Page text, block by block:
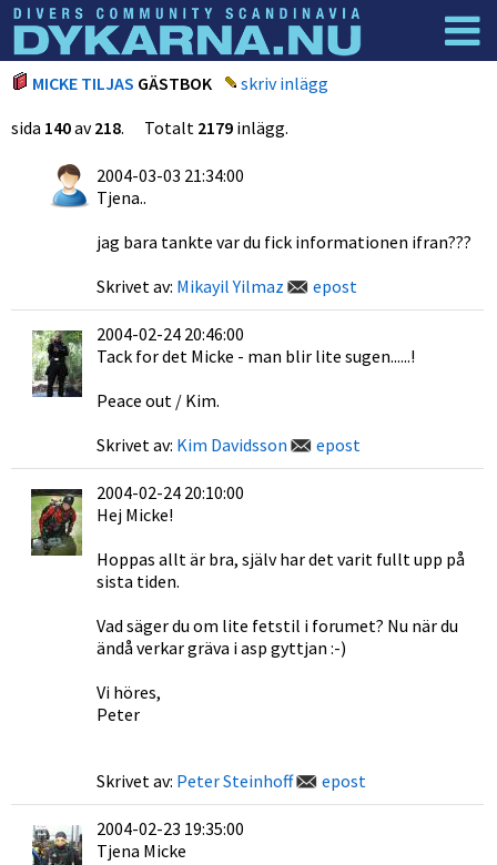
Dyknyheter
MICKE TILJAS GÄSTBOK
skriv inlägg
sida 140av218. Totalt 2179 inlägg.
2004-03-03 21:34:00
Tjena..
jag bara tankte var du fick informationen ifran???
Skrivet av: Mikayil Yilmaz epost
2004-02-24 20:46:00
Tack for det Micke - man blir lite sugen......!
Peace out / Kim.
Skrivet av: Kim Davidsson epost
2004-02-24 20:10:00
Hej Micke!
Hoppas allt är bra, själv har det varit fullt upp på
sista tiden.
Vad säger du om lite fetstil i forumet? Nu när du
ändå verkar gräva i asp gyttjan :-)
Vi höres,
Peter
Skrivet av: Peter Steinhoff epost
2004-02-23 19:35:00
Tjena Micke